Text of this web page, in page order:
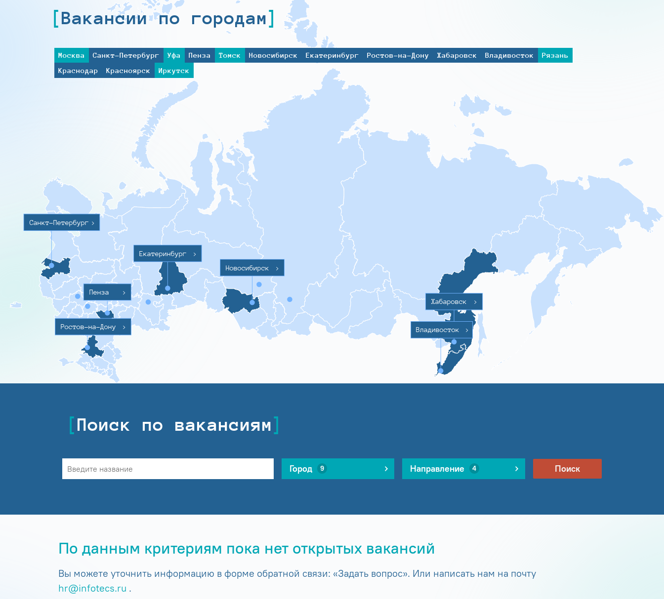
Вакансии по городам
Москва Санкт-Петербург Уфа Пенза Томск Новосибирск Екатеринбург Ростов-на-Дону Хабаровск Владивосток
Рязань
Краснодар
Красноярск Иркутск
Санкт-Петербург >
Ростов-на-Дону >
Пенза >
Екатеринбург
>
Новосибирск
>
Хабаровск >
Владивосток >
Поиск по вакансиям
Город 9 Направление 4 Поиск
По данным критериям пока нет открытых вакансий
Вы можете уточнить информацию в форме обратной связи: «Задать вопрос». Или написать нам на почту
hr@infotecs.ru .